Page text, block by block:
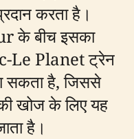
करता है।
के बीच इसका
Le Planet ट्रेन
सकता है, जिससे
खोज के लिए यह
है।